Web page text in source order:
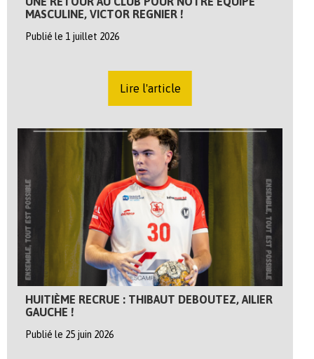
MASCULINE, VICTOR REGNIER !
Publié le 1 juillet 2026
Lire l'article
HUITIÈME RECRUE : THIBAUT DEBOUTEZ, AILIER
GAUCHE !
Publié le 25 juin 2026